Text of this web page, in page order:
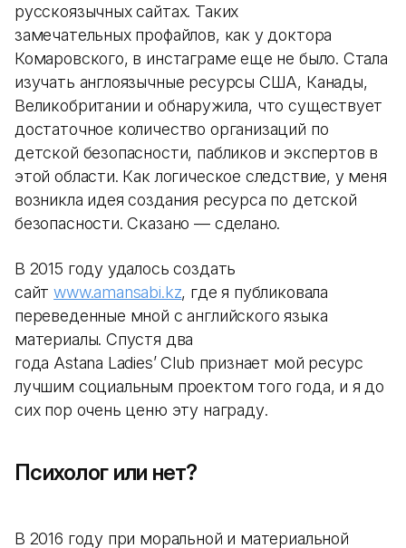
русскоязычных сайтах. Таких
замечательных профайлов, как у доктора
Комаровского, в инстаграме еще не было. Стала
изучать англоязычные ресурсы США, Канады,
Великобритании и обнаружила, что существует
достаточное количество организаций по
детской безопасности, пабликов и экспертов в
этой области. Как логическое следствие, у меня
возникла идея создания ресурса по детской
безопасности. Сказано — сделано.
В 2015 году удалось создать
сайтwww.amansabi.kz, где я публиковала
переведенные мной с английского языка
материалы. Спустя два
года Astana Ladies’ Club признает мой ресурс
лучшим социальным проектом того года, и я до
сих пор очень ценю эту награду.
Психолог или нет?
В 2016 году при моральной и материальной